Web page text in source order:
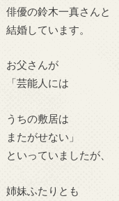
俳優の鈴木一真さんと
結婚しています。
お父さんが
「芸能人には
うちの敷居は
またがせない」
といっていましたが、
姉妹ふたりとも